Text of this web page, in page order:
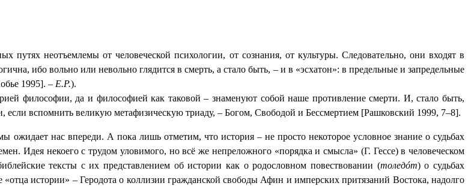
неотъемлемы от человеческой психологии, от сознания, от культуры. Следовательно, они входят в
ибо вольно или невольно глядится в смерть, а стало быть, – и в «эсхатон»: в предельные и запредельные
1995]. –Е.Р.).
философии, да и философией как таковой – знаменуют собой наше противление смерти. И, стало быть,
вспомнить великую метафизическую триаду, – Богом, Свободой и Бессмертием [Рашковский 1999, 7–8].
ожидает нас впереди. А пока лишь отметим, что история – не просто некоторое условное знание о судьбах
Идея некоего с трудом уловимого, но всё же непреложного «порядка и смысла» (Г. Гессе) в человеческом
тексты с их представлением об истории как о родословном повествовании (толедóт) о судьбах
«отца истории» – Геродота о коллизии гражданской свободы Афин и имперских притязаний Востока, надолго